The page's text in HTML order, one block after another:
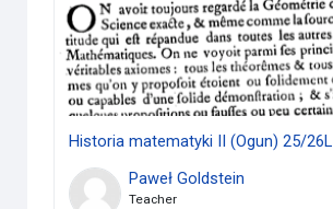
Historia matematyki II (Ogun) 25/26L
Paweł Goldstein
Teacher